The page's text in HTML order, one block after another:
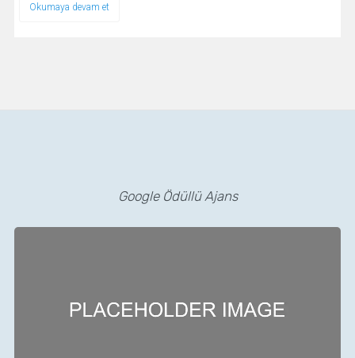
Okumaya devam et
Google Ödüllü Ajans